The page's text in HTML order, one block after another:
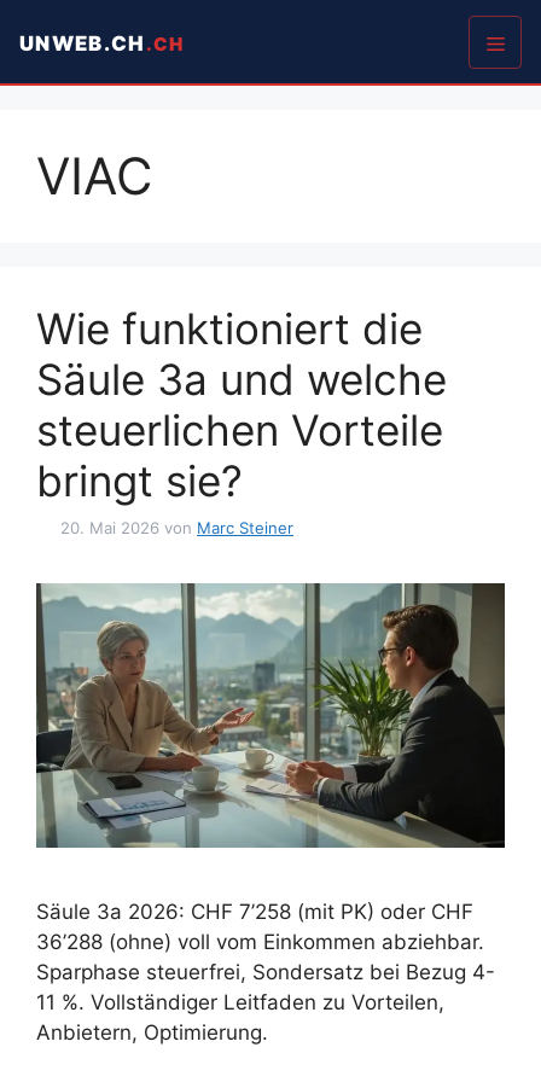
zumUNWEB.CH
Menü
VIAC
Wie funktioniert die
Säule 3a und welche
steuerlichen Vorteile
bringt sie?
20. Mai 2026 von Marc Steiner
Säule 3a 2026: CHF 7’258 (mit PK) oder CHF
36’288 (ohne) voll vom Einkommen abziehbar.
Sparphase steuerfrei, Sondersatz bei Bezug 4-
11 %. Vollständiger Leitfaden zu Vorteilen,
Anbietern, Optimierung.